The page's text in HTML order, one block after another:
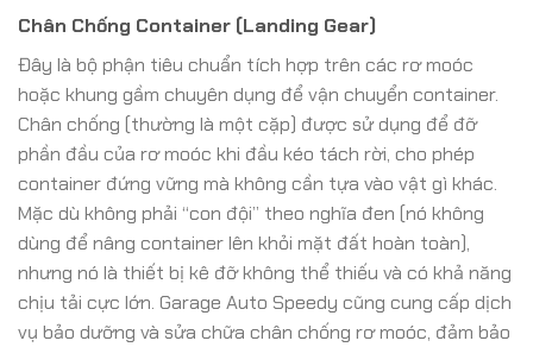
Chân Chống Container (Landing Gear)
Đây là bộ phận tiêu chuẩn tích hợp trên các rơ moóc
hoặc khung gầm chuyên dụng để vận chuyển container.
Chân chống (thường là một cặp) được sử dụng để đỡ
phần đầu của rơ moóc khi đầu kéo tách rời, cho phép
container đứng vững mà không cần tựa vào vật gì khác.
Mặc dù không phải “con đội” theo nghĩa đen (nó không
dùng để nâng container lên khỏi mặt đất hoàn toàn),
nhưng nó là thiết bị kê đỡ không thể thiếu và có khả năng
chịu tải cực lớn. Garage Auto Speedy cũng cung cấp dịch
vụ bảo dưỡng và sửa chữa chân chống rơ moóc, đảm bảo